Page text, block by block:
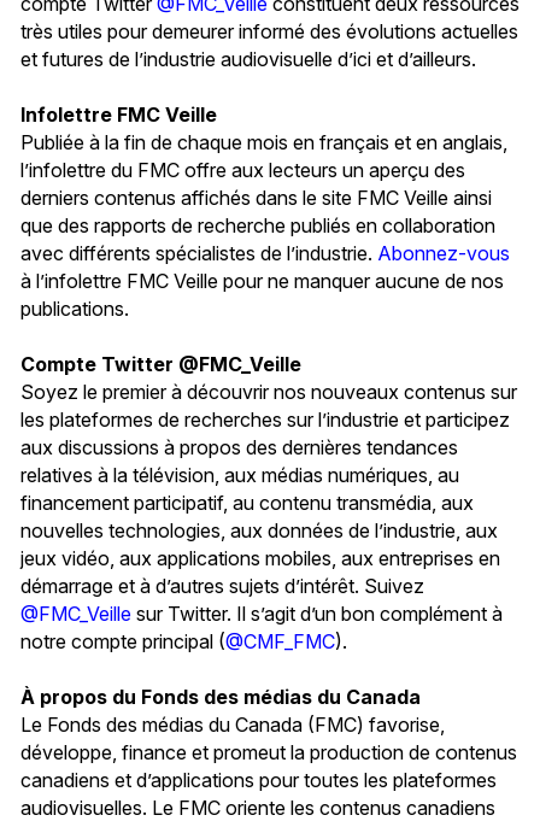
très utiles pour demeurer informé des évolutions actuelles
et futures de l’industrie audiovisuelle d’ici et d’ailleurs.
Infolettre FMC Veille
Publiée à la fin de chaque mois en français et en anglais,
l’infolettre du FMC offre aux lecteurs un aperçu des
derniers contenus affichés dans le site FMC Veille ainsi
que des rapports de recherche publiés en collaboration
avec différents spécialistes de l’industrie. Abonnez-vous
à l’infolettre FMC Veille pour ne manquer aucune de nos
publications.
Compte Twitter @FMC_Veille
Soyez le premier à découvrir nos nouveaux contenus sur
les plateformes de recherches sur l’industrie et participez
aux discussions à propos des dernières tendances
relatives à la télévision, aux médias numériques, au
financement participatif, au contenu transmédia, aux
nouvelles technologies, aux données de l’industrie, aux
jeux vidéo, aux applications mobiles, aux entreprises en
démarrage et à d’autres sujets d’intérêt. Suivez
@FMC_Veille sur Twitter. Il s’agit d’un bon complément à
notre compte principal (@CMF_FMC).
À propos du Fonds des médias du Canada
Le Fonds des médias du Canada (FMC) favorise,
développe, finance et promeut la production de contenus
canadiens et d’applications pour toutes les plateformes
audiovisuelles. Le FMC oriente les contenus canadiens